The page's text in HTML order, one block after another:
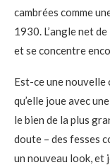
cambrées comme
1930. L’angle net
et se concentre
Est-ce une nouvelle
qu’elle joue avec
le bien de la plus
doute – des fesses
un nouveau look, et